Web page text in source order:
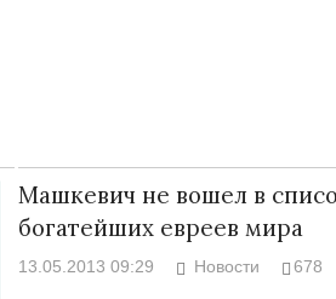
Машкевич не вошел в
богатейших евреев мира
13.05.2013 09:29 Новости 678